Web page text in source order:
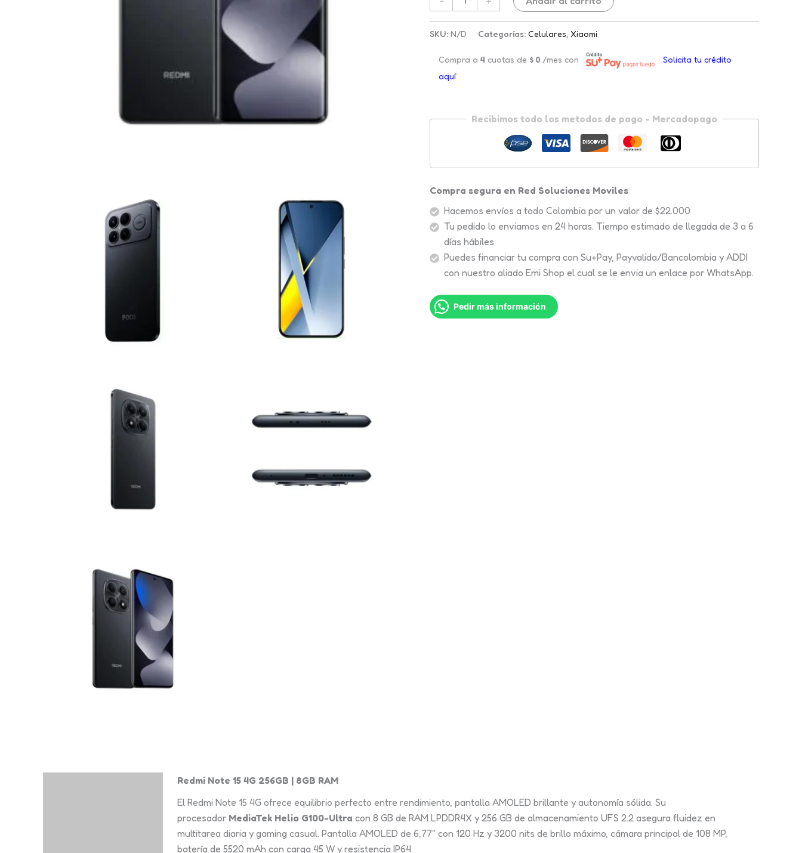
SKU: N/D Categorías: Celulares Xiaomi
Compra a4 cuotas de $ 0 /mes con
Solicita tu crédito
aquí
Recibimos todo los metodos de pago - Mercadopago
Compra segura en Red Soluciones Moviles
Hacemos envíos a todo Colombia por un valor de $22.000
Tu pedido lo enviamos en 24 horas. Tiempo estimado de llegada de 3 a 6
días hábiles.
Puedes financiar tu compra con Su+Pay, Payvalida/Bancolombia y ADDI
con nuestro aliado Emi Shop el cual se le envia un enlace por WhatsApp.
Pedir más información
Redmi Note 15 4G 256GB | 8GB RAM
El Redmi Note 15 4G ofrece equilibrio perfecto entre rendimiento, pantalla AMOLED brillante y autonomía sólida. Su
procesador MediaTek Helio G100-Ultra con 8 GB de RAM LPDDR4X y 256 GB de almacenamiento UFS 2.2 asegura fluidez en
multitarea diaria y gaming casual. Pantalla AMOLED de 6,77″ con 120 Hz y 3200 nits de brillo máximo, cámara principal de 108 MP,
batería de 5520 mAh con carga 45 W y resistencia IP64.